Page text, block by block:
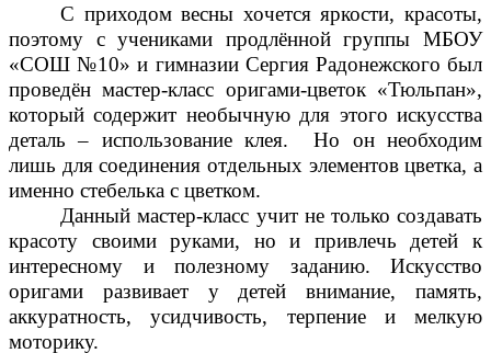
С приходом весны хочется яркости, красоты,
поэтому с учениками продлённой группы МБОУ
«СОШ №10» и гимназии Сергия Радонежского был
проведён мастер-класс оригами-цветок «Тюльпан»,
который содержит необычную для этого искусства
деталь – использование клея. Но он необходим
лишь для соединения отдельных элементов цветка, а
именно стебелька с цветком.
Данный мастер-класс учит не только создавать
красоту своими руками, но и привлечь детей к
интересному и полезному заданию. Искусство
оригами развивает у детей внимание, память,
аккуратность, усидчивость, терпение и мелкую
моторику.